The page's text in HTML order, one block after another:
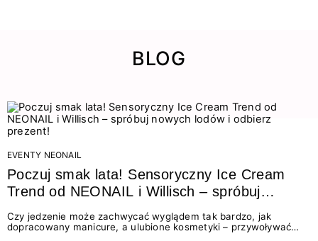
BLOG
EVENTY NEONAIL
Poczuj smak lata! Sensoryczny Ice Cream
Trend od NEONAIL i Willisch – spróbuj
nowych lodów i odbierz prezent!
Czy jedzenie może zachwycać wyglądem tak bardzo, jak
dopracowany manicure, a ulubione kosmetyki – przywoływać